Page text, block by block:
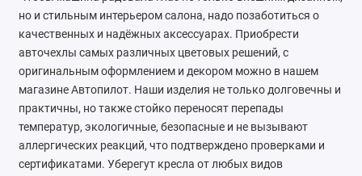
FAW
Fiat
но и стильным интерьером салона, надо позаботиться о
качественных и надёжных аксессуарах. Приобрести
авточехлы самых различных цветовых решений, с
оригинальным оформлением и декором можно в нашем
магазине Автопилот. Наши изделия не только долговечны и
практичны, но также стойко переносят перепады
температур, экологичные, безопасные и не вызывают
аллергических реакций, что подтверждено проверками и
сертификатами. Уберегут кресла от любых видов